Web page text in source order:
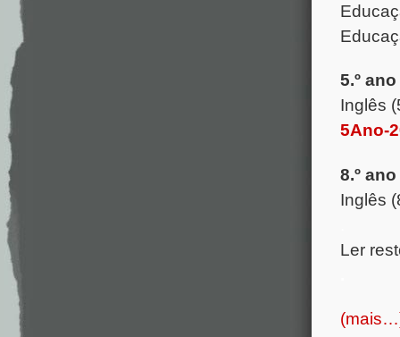
5.º
Inglês
5Ano-
8.º
Inglês
Ler